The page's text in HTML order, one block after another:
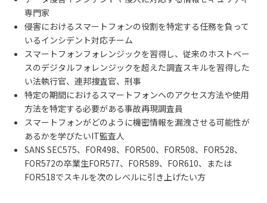
専門家
侵害におけるスマートフォンの役割を特定する任務を負って
いるインシデント対応チーム
スマートフォンフォレンジックを習得し、従来のホストベー
スのデジタルフォレンジックを超えた調査スキルを習得した
い法執行官、連邦捜査官、刑事
特定の期間におけるスマートフォンへのアクセス方法や使用
方法を特定する必要がある事故再現調査員
スマートフォンがどのように機密情報を漏洩させる可能性が
あるかを学びたいIT監査人
SANS SEC575、 FOR498、 FOR500、 FOR508、 FOR528、
FOR572の卒業生FOR577、 FOR589、 FOR610、または
FOR518でスキルを次のレベルに引き上げたい方